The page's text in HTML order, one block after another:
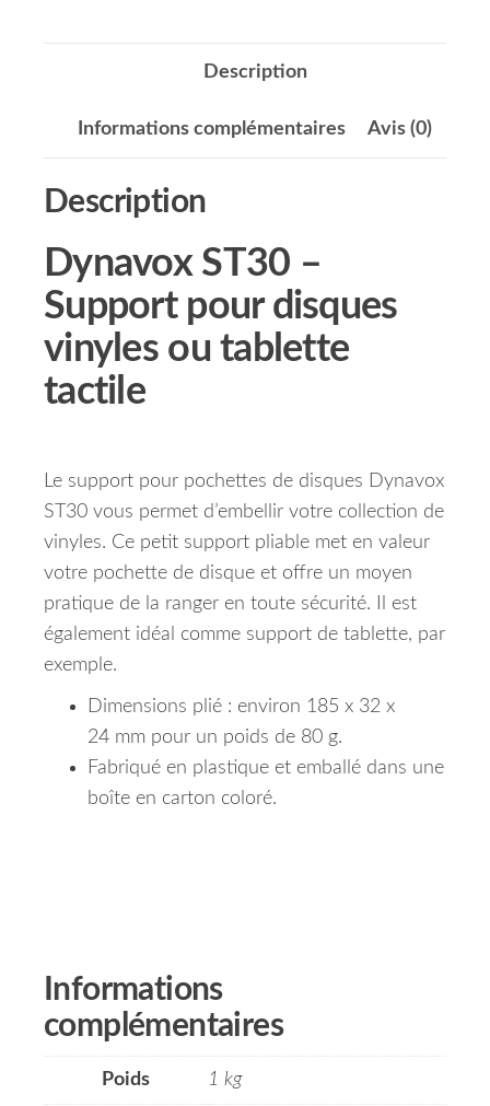
Description
Informations complémentaires Avis (0)
Description
Dynavox ST30 –
Support pour disques
vinyles ou tablette
tactile
Le support pour pochettes de disques Dynavox
ST30 vous permet d’embellir votre collection de
vinyles. Ce petit support pliable met en valeur
votre pochette de disque et offre un moyen
pratique de la ranger en toute sécurité.
Il est
également idéal comme support de tablette, par
exemple.
Dimensions plié : environ 185 x 32 x
24 mm pour un poids de 80 g.
Fabriqué en plastique et emballé dans une
boîte en carton coloré.
Informations
complémentaires
Poids 1 kg